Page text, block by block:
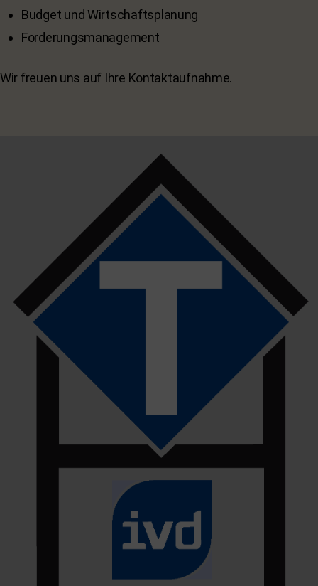
Budget und Wirtschaftsplanung
Forderungsmanagement
Wir freuen uns auf Ihre Kontaktaufnahme.